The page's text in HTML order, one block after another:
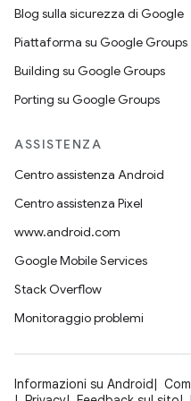
Blog sulla sicurezza di Google
Piattaforma su Google Groups
Building su Google Groups
Porting su Google Groups
ASSISTENZA
Centro assistenza Android
Centro assistenza Pixel
www.android.com
Google Mobile Services
Stack Overflow
Monitoraggio problemi
Informazioni su Android